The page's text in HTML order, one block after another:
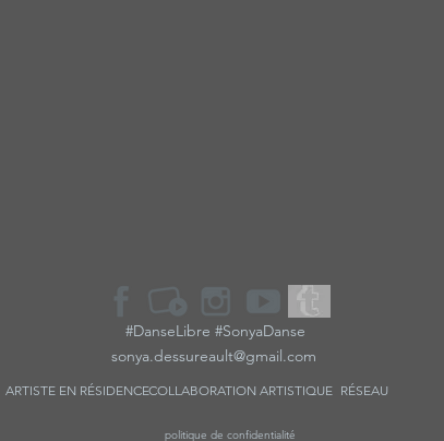
#DanseLibre #SonyaDanse
sonya.dessureault@gmail.com
RÉSEAU
ARTISTE EN RÉSIDENCECOLLABORATION ARTISTIQUE
politique de confidentialité